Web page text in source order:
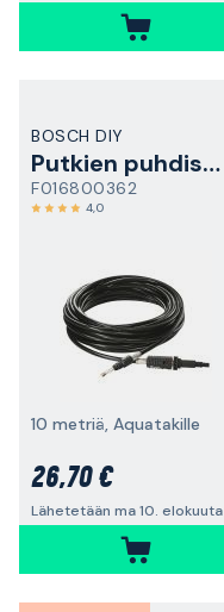
BOSCH DIY
Putkien puhdistus
F016800362
4,0
10 metriä, Aquatakille
26,70 €
Lähetetään ma 10. elokuuta